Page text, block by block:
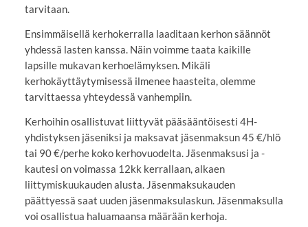
tarvitaan.
Ensimmäisellä kerhokerralla laaditaan kerhon säännöt
yhdessä lasten kanssa. Näin voimme taata kaikille
lapsille mukavan kerhoelämyksen. Mikäli
kerhokäyttäytymisessä ilmenee haasteita, olemme
tarvittaessa yhteydessä vanhempiin.
Kerhoihin osallistuvat liittyvät pääsääntöisesti 4H-
yhdistyksen jäseniksi ja maksavat jäsenmaksun 45 €/hlö
tai 90 €/perhe koko kerhovuodelta. Jäsenmaksusi ja -
kautesi on voimassa 12kk kerrallaan, alkaen
liittymiskuukauden alusta. Jäsenmaksukauden
päättyessä saat uuden jäsenmaksulaskun. Jäsenmaksulla
voi osallistua haluamaansa määrään kerhoja.